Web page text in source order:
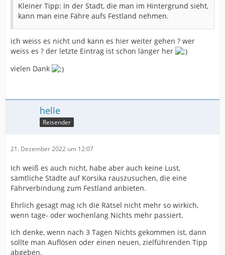
Kleiner Tipp: In der Stadt, die man im Hintergrund sieht,
kann man eine Fähre aufs Festland nehmen.
ich weiss es nicht und kann es hier weiter gehen ? wer
weiss es ? der letzte Eintrag ist schon länger her
vielen Dank
helle
Reisender
21. Dezember 2022 um 12:07
Ich weiß es auch nicht, habe aber auch keine Lust,
sämtliche Städte auf Korsika rauszusuchen, die eine
Fährverbindung zum Festland anbieten.
Ehrlich gesagt mag ich die Rätsel nicht mehr so wirkich,
wenn tage- oder wochenlang Nichts mehr passiert.
Ich denke, wenn nach 3 Tagen Nichts gekommen ist, dann
sollte man Auflösen oder einen neuen, zielführenden Tipp
abgeben.